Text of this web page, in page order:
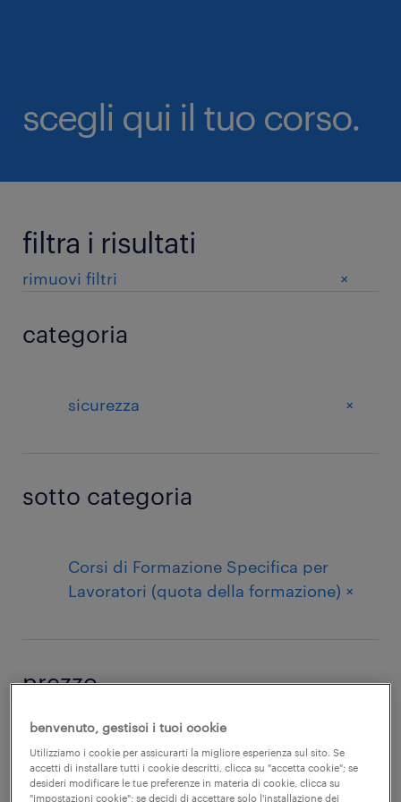
scegli qui il tuo corso.
filtra i risultati
rimuovi filtri +
categoria
sicurezza +
sotto categoria
Corsi di Formazione Specifica per
Lavoratori (quota della formazione) +
prezzo
fino a 100 +
benvenuto, gestisci i tuoi cookie
Utilizziamo i cookie per assicurarti la migliore esperienza sul sito. Se
accetti di installare tutti i cookie descritti, clicca su "accetta cookie"; se
desideri modificare le tue preferenze in materia di cookie, clicca su
"impostazioni cookie"; se decidi di accettare solo l'installazione dei